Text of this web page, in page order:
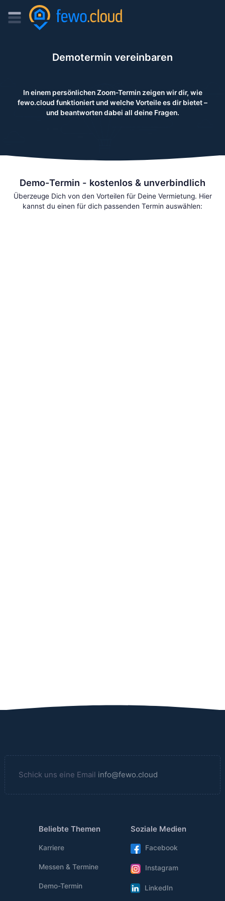
Demotermin vereinbaren
In einem persönlichen Zoom-Termin zeigen wir dir, wie
fewo.cloud funktioniert und welche Vorteile es dir bietet –
und beantworten dabei all deine Fragen.
Demo-Termin - kostenlos & unverbindlich
Überzeuge Dich von den Vorteilen für Deine Vermietung. Hier
kannst du einen für dich passenden Termin auswählen:
Schick uns eine Email info@fewo.cloud
Beliebte Themen
Karriere
Messen & Termine
Demo-Termin
Soziale Medien
Facebook
Instagram
LinkedIn